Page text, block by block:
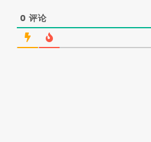
0 评论